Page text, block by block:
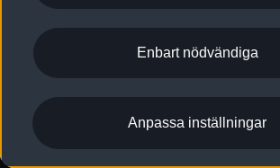
Lediga tjänster huvudkontor
Lediga tjänster hos Audi Återförsäljare
Kommentar till mediauppgifter om
Enbart nödvändiga
Anpassa inställningar